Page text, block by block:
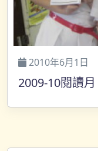
2010年6月1日
2009-10閱讀月